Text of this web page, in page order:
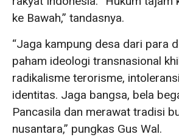
ke Bawah,” tandasnya.
“Jaga kampung desa dari para
paham ideologi transnasional
radikalisme terorisme,
identitas. Jaga bangsa, bela
Pancasila dan merawat tradisi
nusantara,” pungkas Gus Wal.